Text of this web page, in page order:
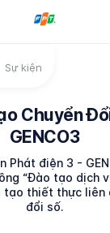
Sự kiện
Chuyển
GENCO3
Phát điện 3 -
“Đào tạo dịch
thiết thực liên
đổi số.